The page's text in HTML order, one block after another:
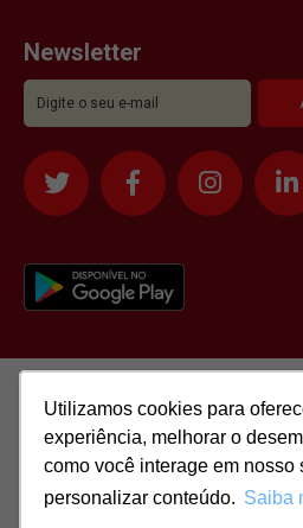
Utilizamos cookies para
experiência, melhorar o
como você interage em nosso
personalizar conteúdo. Saiba
Utilizamos cookies para
experiência, melhorar o
como você interage em nosso
personalizar conteúdo. Saiba
Newsletter